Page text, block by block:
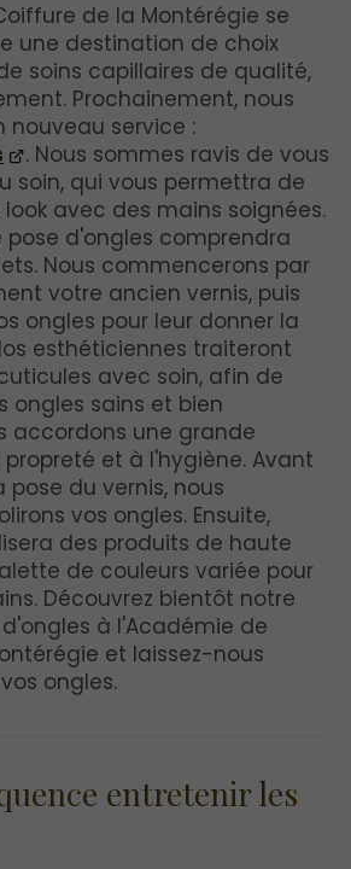
de la Montérégie se
une destination de choix
soins capillaires de qualité,
Prochainement, nous
nouveau service :
. Nous sommes ravis de vous
soin, qui vous permettra de
avec des mains soignées.
pose d'ongles comprendra
Nous commencerons par
votre ancien vernis, puis
ongles pour leur donner la
esthéticiennes traiteront
avec soin, afin de
ongles sains et bien
accordons une grande
et à l'hygiène. Avant
du vernis, nous
vos ongles. Ensuite,
des produits de haute
de couleurs variée pour
Découvrez bientôt notre
à l'Académie de
et laissez-nous
ongles.
entretenir les